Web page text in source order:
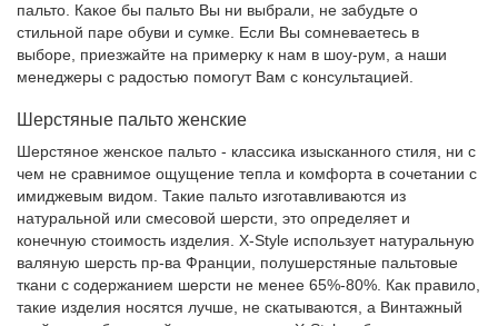
пальто. Какое бы пальто Вы ни выбрали, не забудьте о
стильной паре обуви и сумке. Если Вы сомневаетесь в
выборе, приезжайте на примерку к нам в шоу-рум, а наши
менеджеры с радостью помогут Вам с консультацией.
Шерстяные пальто женские
Шерстяное женское пальто - классика изысканного стиля, ни с
чем не сравнимое ощущение тепла и комфорта в сочетании с
имиджевым видом. Такие пальто изготавливаются из
натуральной или смесовой шерсти, это определяет и
конечную стоимость изделия. X-Style использует натуральную
валяную шерсть пр-ва Франции, полушерстяные пальтовые
ткани с содержанием шерсти не менее 65%-80%. Как правило,
такие изделия носятся лучше, не скатываются, а Винтажный